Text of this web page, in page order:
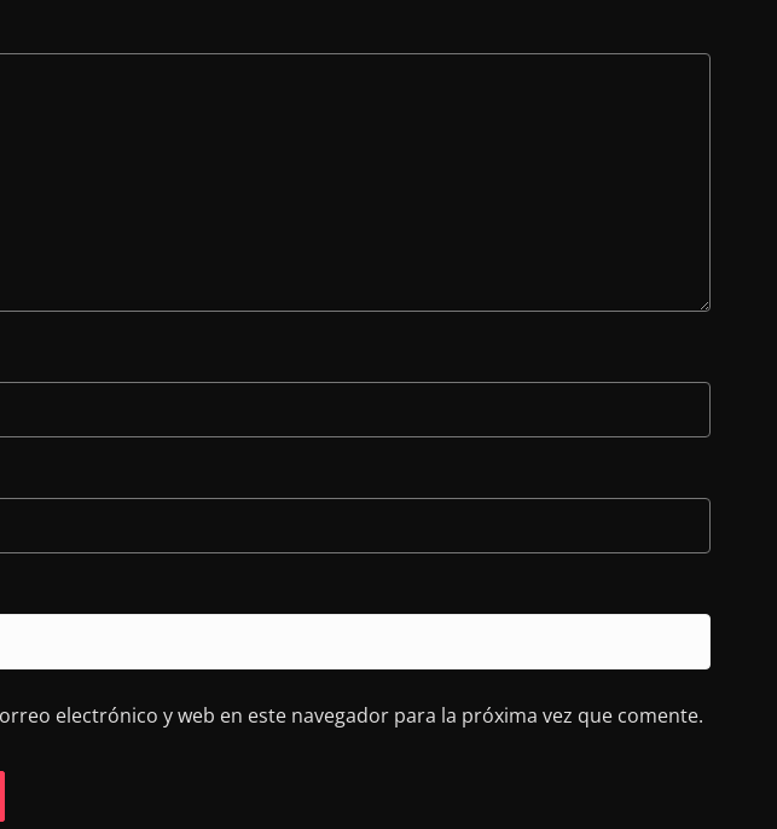
electrónico y web en este navegador para la próxima vez que comente.